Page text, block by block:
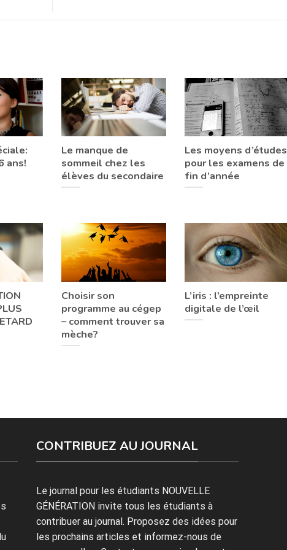
ans!
Le manque de
sommeil chez les
élèves du secondaire
Les moyens d’études
pour les examens de
fin d’année
Choisir son
programme au cégep
– comment trouver sa
mèche?
L’iris : l’empreinte
digitale de l’œil
CONTRIBUEZ AU JOURNAL
Le journal pour les étudiants NOUVELLE
GÉNÉRATION invite tous les étudiants à
contribuer au journal. Proposez des idées pour
les prochains articles et informez-nous de